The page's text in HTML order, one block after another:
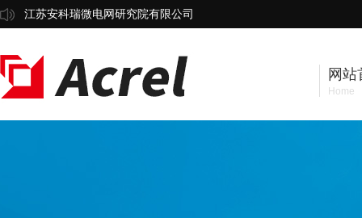
江苏安科瑞微电网研究院有限公司
网站
Home